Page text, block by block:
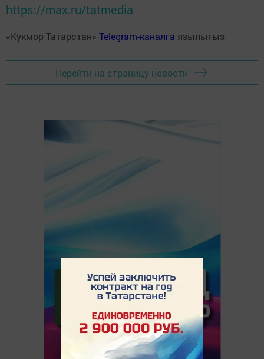
https://max.ru/tatmedia
«Кукмор Татарстан» Telegram-каналга язылыгыз
Перейти на страницу новости